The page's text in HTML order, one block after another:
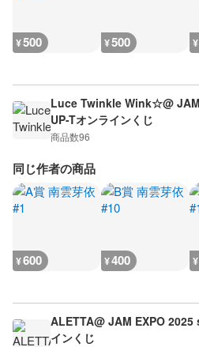
¥500 ¥500 ¥
Luce Twinkle Wink☆@
UP-Tオンラインくじ
商品数96
同じ作者の商品
¥600 ¥400 ¥
ALETTA@ JAM EXPO
インくじ